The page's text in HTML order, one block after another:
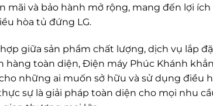
mãi và bảo hành mở rộng, mang đến lợi
hòa tủ đứng LG.
giữa sản phẩm chất lượng, dịch vụ lắp
hàng toàn diện, Điện máy Phúc Khánh
những ai muốn sở hữu và sử dụng điều
sự là giải pháp toàn diện cho mọi nhu